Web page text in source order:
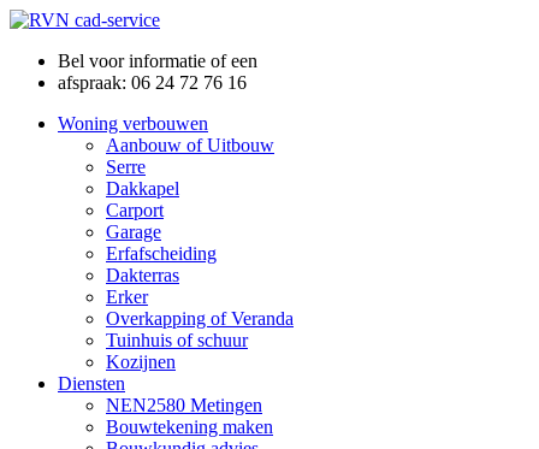
Bel voor informatie of een
afspraak: 06 24 72 76 16
Woning verbouwen
Aanbouw of Uitbouw
Serre
Dakkapel
Carport
Garage
Erfafscheiding
Dakterras
Erker
Overkapping of Veranda
Tuinhuis of schuur
Kozijnen
Diensten
NEN2580 Metingen
Bouwtekening maken